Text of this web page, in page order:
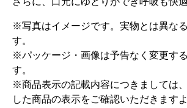
※写真はイメージです。実物とは異な
す。
※パッケージ・画像は予告なく変更す
す。
※商品表示の記載内容につきましては
した商品の表示をご確認いただきます